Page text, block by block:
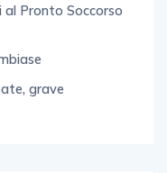
Pronto Soccorso
grave